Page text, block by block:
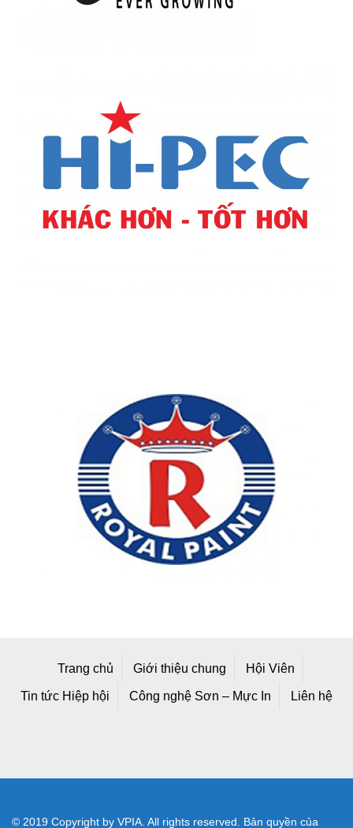
Trang chủ Giới thiệu chung Hội Viên
Tin tức Hiệp hội Công nghệ Sơn – Mực In Liên hệ
© 2019 Copyright by VPIA. All rights reserved. Bản quyền của